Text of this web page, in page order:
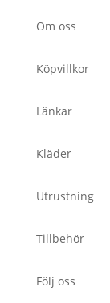
Om oss
Köpvillkor
Länkar
Kläder
Utrustning
Tillbehör
Följ oss